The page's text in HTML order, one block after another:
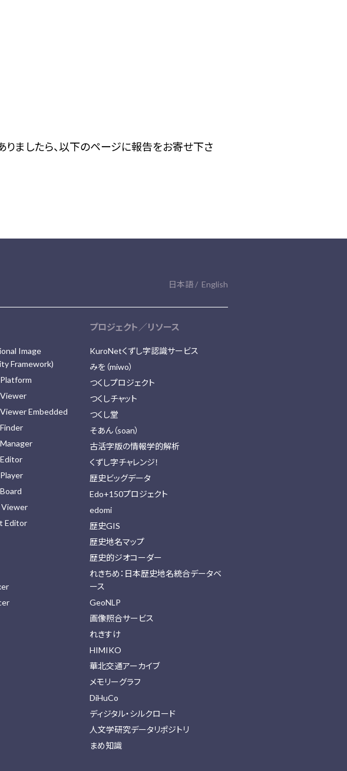
ましたら、以下のページに報告をお寄せ下さ
日本語 English
Image
Framework)
Embedded
Editor
プロジェクト／リソース
KuroNetくずし字認識サービス
みを（miwo）
つくしプロジェクト
つくしチャット
つくし堂
そあん（soan）
古活字版の情報学的解析
くずし字チャレンジ！
歴史ビッグデータ
Edo+150プロジェクト
edomi
歴史GIS
歴史地名マップ
歴史的ジオコーダー
れきちめ：日本歴史地名統合データベ
ース
GeoNLP
画像照合サービス
れきすけ
HIMIKO
華北交通アーカイブ
メモリーグラフ
DiHuCo
ディジタル・シルクロード
人文学研究データリポジトリ
まめ知識